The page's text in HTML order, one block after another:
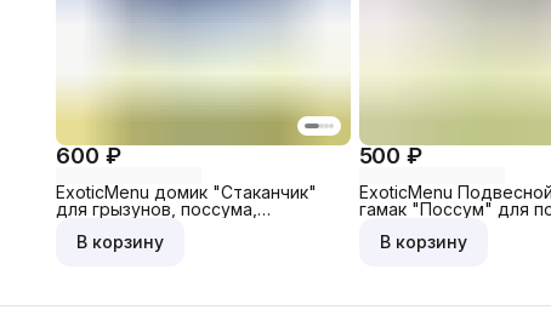
600 ₽
ExoticMenu домик "Стаканчик"
для грызунов, поссума,
В корзину
500 ₽
ExoticMenu
гамак "Поссум" для
В корзину